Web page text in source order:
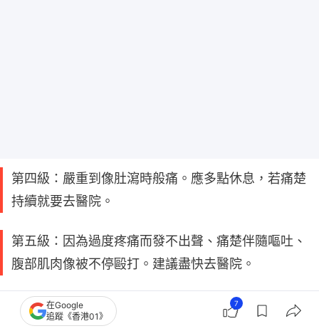
第四級：嚴重到像肚瀉時般痛。應多點休息，若痛楚
持續就要去醫院。
第五級：因為過度疼痛而發不出聲、痛楚伴隨嘔吐、
腹部肌肉像被不停毆打。建議盡快去醫院。
第六級：過度疼痛到一步也走不了、視力變得模糊、
像有人不停踢你的腹部。必須盡快去醫院。
在Google
追蹤《香港01》
7